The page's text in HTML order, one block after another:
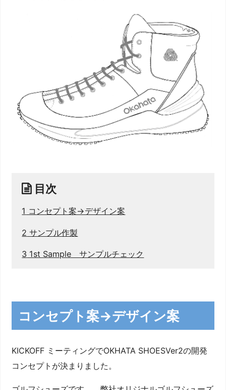
目次
1 コンセプト案→デザイン案
2 サンプル作製
3 1st Sample サンプルチェック
コンセプト案→デザイン案
KICKOFF ミーティングでOKHATA SHOESVer2の開発
コンセプトが決まりました。